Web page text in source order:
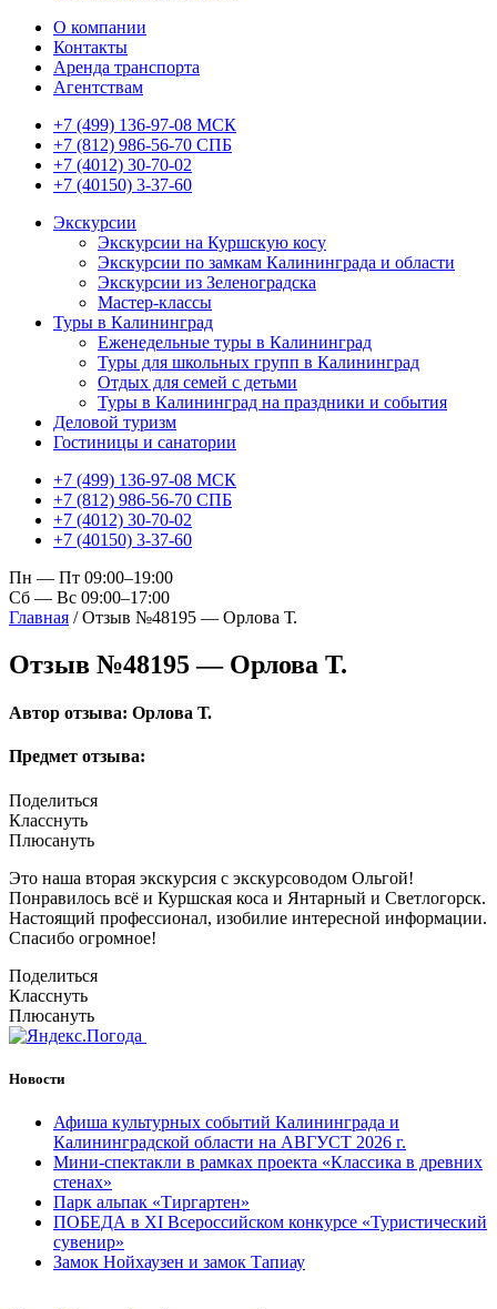
О компании
Контакты
Аренда транспорта
Агентствам
+7 (499) 136-97-08 МСК
+7 (812) 986-56-70 СПБ
+7 (4012) 30-70-02
+7 (40150) 3-37-60
Экскурсии
Экскурсии на Куршскую косу
Экскурсии по замкам Калининграда и области
Экскурсии из Зеленоградска
Мастер-классы
Туры в Калининград
Еженедельные туры в Калининград
Туры для школьных групп в Калининград
Отдых для семей с детьми
Туры в Калининград на праздники и события
Деловой туризм
Гостиницы и санатории
+7 (499) 136-97-08 МСК
+7 (812) 986-56-70 СПБ
+7 (4012) 30-70-02
+7 (40150) 3-37-60
Пн — Пт 09:00–19:00
Сб — Вс 09:00–17:00
Главная /Отзыв №48195 — Орлова Т.
Отзыв №48195 — Орлова Т.
Автор отзыва: Орлова Т.
Предмет отзыва:
Поделиться
Класснуть
Плюсануть
Это наша вторая экскурсия с экскурсоводом Ольгой!
Понравилось всё и Куршская коса и Янтарный и Светлогорск.
Настоящий профессионал, изобилие интересной информации.
Спасибо огромное!
Поделиться
Класснуть
Плюсануть
Новости
Афиша культурных событий Калининграда и
Калининградской области на АВГУСТ 2026 г.
Мини-спектакли в рамках проекта «Классика в древних
стенах»
Парк альпак «Тиргартен»
ПОБЕДА в XI Всероссийском конкурсе «Туристический
сувенир»
Замок Нойхаузен и замок Тапиау